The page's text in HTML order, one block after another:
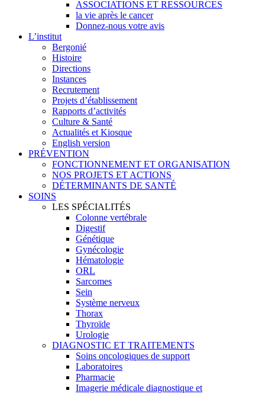
ASSOCIATIONS ET RESSOURCES
la vie après le cancer
Donnez-nous votre avis
L’institut
Bergonié
Histoire
Directions
Instances
Recrutement
Projets d’établissement
Rapports d’activités
Culture & Santé
Actualités et Kiosque
English version
PRÉVENTION
FONCTIONNEMENT ET ORGANISATION
NOS PROJETS ET ACTIONS
DÉTERMINANTS DE SANTÉ
SOINS
LES SPÉCIALITÉS
Colonne vertébrale
Digestif
Génétique
Gynécologie
Hématologie
ORL
Sarcomes
Sein
Système nerveux
Thorax
Thyroïde
Urologie
DIAGNOSTIC ET TRAITEMENTS
Soins oncologiques de support
Laboratoires
Pharmacie
Imagerie médicale diagnostique et